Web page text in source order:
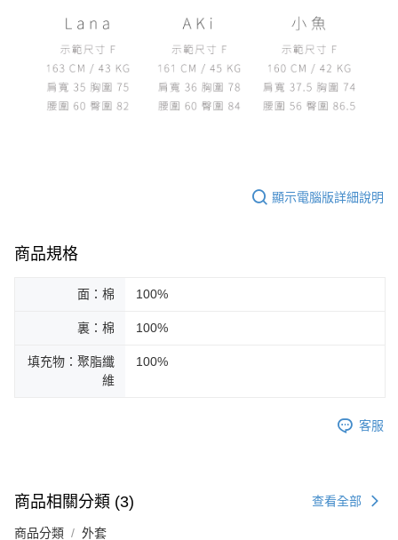
顯示電腦版詳細說明
商品規格
面：棉 100%
裏：棉 100%
填充物：聚脂纖
維
100%
客服
商品相關分類 (3) 查看全部
商品分類 外套